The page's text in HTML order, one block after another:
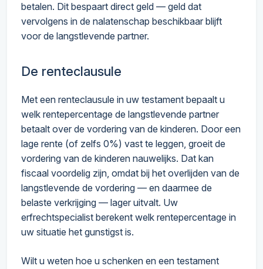
betalen. Dit bespaart direct geld — geld dat
vervolgens in de nalatenschap beschikbaar blijft
voor de langstlevende partner.
De renteclausule
Met een renteclausule in uw testament bepaalt u
welk rentepercentage de langstlevende partner
betaalt over de vordering van de kinderen. Door een
lage rente (of zelfs 0%) vast te leggen, groeit de
vordering van de kinderen nauwelijks. Dat kan
fiscaal voordelig zijn, omdat bij het overlijden van de
langstlevende de vordering — en daarmee de
belaste verkrijging — lager uitvalt. Uw
erfrechtspecialist berekent welk rentepercentage in
uw situatie het gunstigst is.
Wilt u weten hoe u schenken en een testament